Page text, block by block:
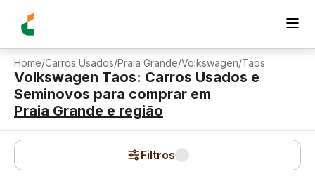
Home/Carros Usados/Praia Grande/Volkswagen/Taos
Volkswagen Taos: Carros Usados e
Seminovos para comprar em
Praia Grande e região
Filtros